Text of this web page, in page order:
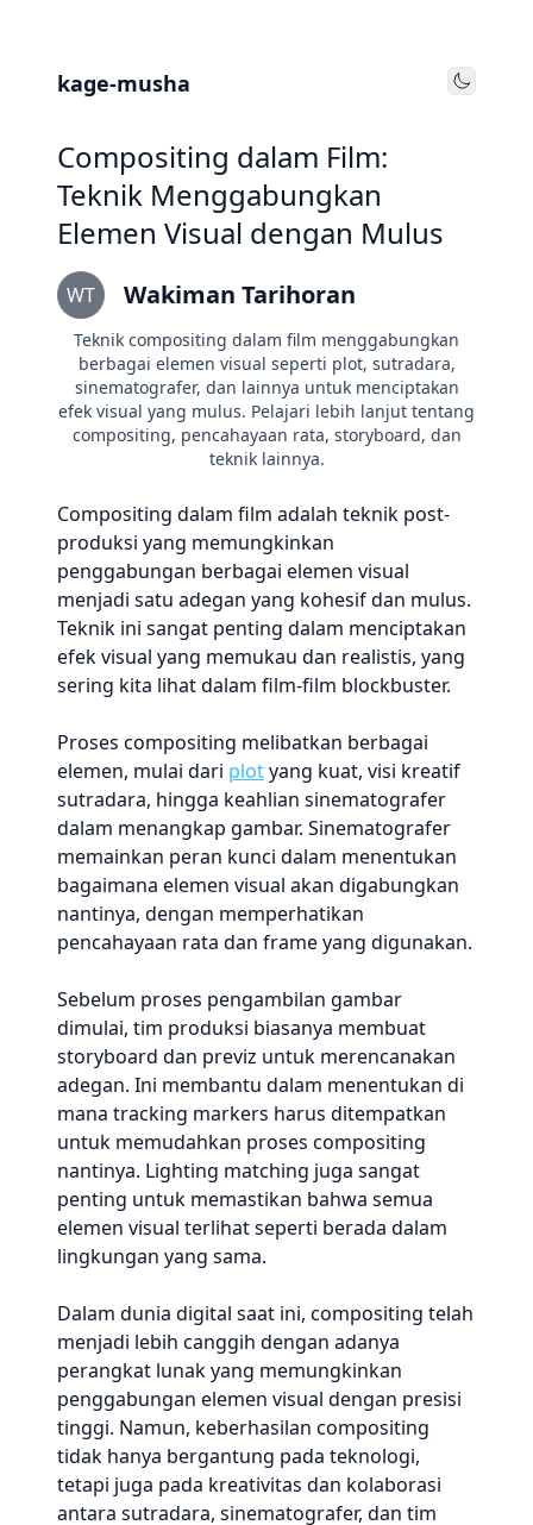
kage-musha Toggle
Compositing dalam Film:
Teknik Menggabungkan
Elemen Visual dengan Mulus
WT Wakiman Tarihoran
Teknik compositing dalam film menggabungkan
berbagai elemen visual seperti plot, sutradara,
sinematografer, dan lainnya untuk menciptakan
efek visual yang mulus. Pelajari lebih lanjut tentang
compositing, pencahayaan rata, storyboard, dan
teknik lainnya.
Compositing dalam film adalah teknik post-
produksi yang memungkinkan
penggabungan berbagai elemen visual
menjadi satu adegan yang kohesif dan mulus.
Teknik ini sangat penting dalam menciptakan
efek visual yang memukau dan realistis, yang
sering kita lihat dalam film-film blockbuster.
Proses compositing melibatkan berbagai
elemen, mulai dari plotyang kuat, visi kreatif
sutradara, hingga keahlian sinematografer
dalam menangkap gambar. Sinematografer
memainkan peran kunci dalam menentukan
bagaimana elemen visual akan digabungkan
nantinya, dengan memperhatikan
pencahayaan rata dan frame yang digunakan.
Sebelum proses pengambilan gambar
dimulai, tim produksi biasanya membuat
storyboard dan previz untuk merencanakan
adegan. Ini membantu dalam menentukan di
mana tracking markers harus ditempatkan
untuk memudahkan proses compositing
nantinya. Lighting matching juga sangat
penting untuk memastikan bahwa semua
elemen visual terlihat seperti berada dalam
lingkungan yang sama.
Dalam dunia digital saat ini, compositing telah
menjadi lebih canggih dengan adanya
perangkat lunak yang memungkinkan
penggabungan elemen visual dengan presisi
tinggi. Namun, keberhasilan compositing
tidak hanya bergantung pada teknologi,
tetapi juga pada kreativitas dan kolaborasi
antara sutradara, sinematografer, dan tim